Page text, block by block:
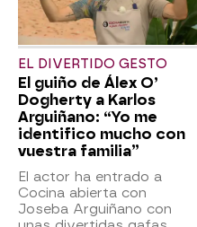
EL DIVERTIDO GESTO
El guiño de Álex O’
Dogherty a Karlos
Arguiñano: “Yo me
identifico mucho con
vuestra familia”
El actor ha entrado a
Cocina abierta con
Joseba Arguiñano con